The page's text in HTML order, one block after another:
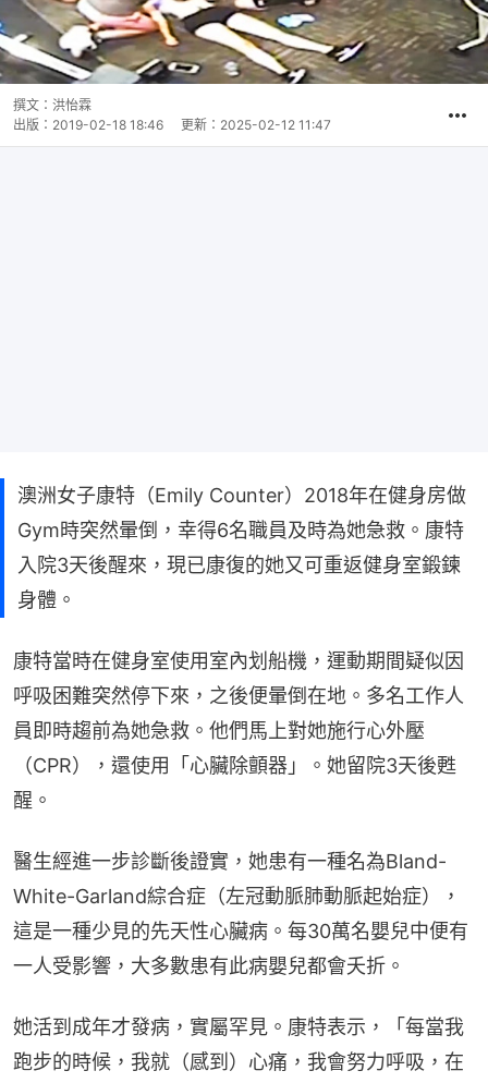
撰文： 洪怡霖
出版： 2019-02-18 18:46 更新： 2025-02-12 11:47
澳洲女子康特（Emily Counter）2018年在健身房做
Gym時突然暈倒，幸得6名職員及時為她急救。康特
入院3天後醒來，現已康復的她又可重返健身室鍛鍊
身體。
康特當時在健身室使用室內划船機，運動期間疑似因
呼吸困難突然停下來，之後便暈倒在地。多名工作人
員即時趨前為她急救。他們馬上對她施行心外壓
（CPR），還使用「心臟除顫器」。她留院3天後甦
醒。
醫生經進一步診斷後證實，她患有一種名為Bland-
White-Garland綜合症（左冠動脈肺動脈起始症），
這是一種少見的先天性心臟病。每30萬名嬰兒中便有
一人受影響，大多數患有此病嬰兒都會夭折。
她活到成年才發病，實屬罕見。康特表示，「每當我
跑步的時候，我就（感到）心痛，我會努力呼吸，在